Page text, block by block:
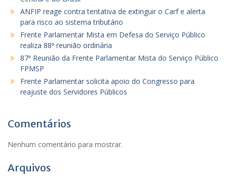
ANFIP reage contra tentativa de extinguir o Carf e alerta
para risco ao sistema tributário
Frente Parlamentar Mista em Defesa do Serviço Público
realiza 88ª reunião ordinária
87ª Reunião da Frente Parlamentar Mista do Serviço Público
FPMSP
Frente Parlamentar solicita apoio do Congresso para
reajuste dos Servidores Públicos
Comentários
Nenhum comentário para mostrar.
Arquivos